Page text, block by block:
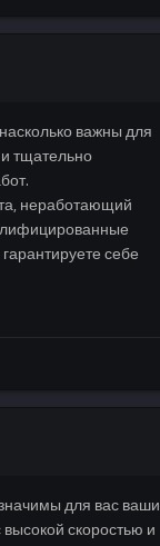
важны для
тщательно
неработающий
себе
для вас ваши
скоростью и